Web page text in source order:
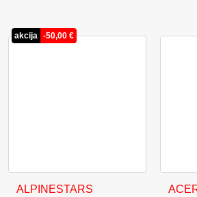
akcija -50,00 €
ALPINESTARS
Ta izdelek ima več različic. Ta